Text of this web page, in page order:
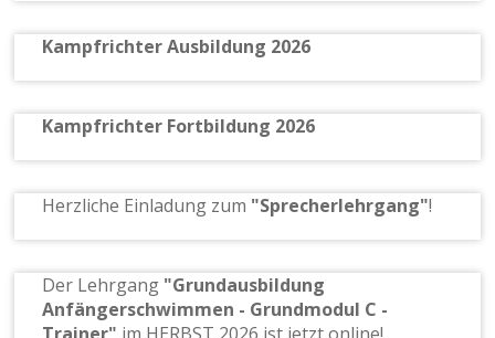
Kampfrichter Ausbildung 2026
Kampfrichter Fortbildung 2026
Herzliche Einladung zum "Sprecherlehrgang"!
Der Lehrgang "Grundausbildung
Anfängerschwimmen - Grundmodul C -